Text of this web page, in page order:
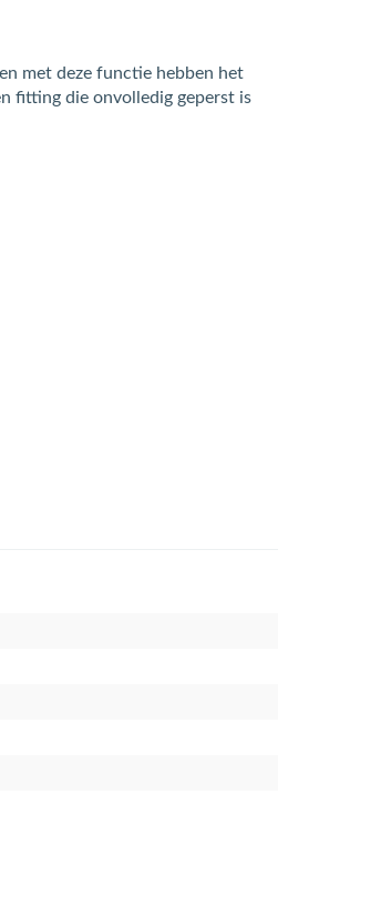
met deze functie hebben het
fitting die onvolledig geperst is